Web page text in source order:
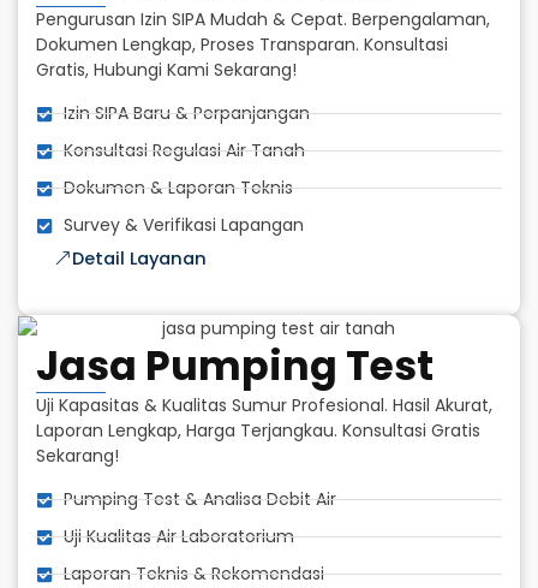
Pengurusan Izin SIPA Mudah & Cepat. Berpengalaman,
Dokumen Lengkap, Proses Transparan. Konsultasi
Gratis, Hubungi Kami Sekarang!
Izin SIPA Baru & Perpanjangan
Konsultasi Regulasi Air Tanah
Dokumen & Laporan Teknis
Survey & Verifikasi Lapangan
Detail Layanan
Jasa Pumping Test
Uji Kapasitas & Kualitas Sumur Profesional. Hasil Akurat,
Laporan Lengkap, Harga Terjangkau. Konsultasi Gratis
Sekarang!
Pumping Test & Analisa Debit Air
Uji Kualitas Air Laboratorium
Laporan Teknis & Rekomendasi